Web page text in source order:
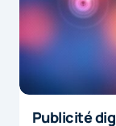
Publicité